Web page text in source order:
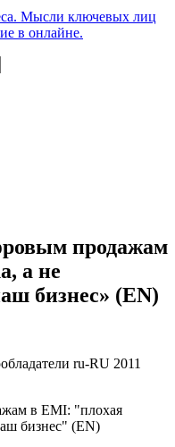
Мысли ключевых лиц
в онлайне.
продажам
а не
бизнес» (EN)
ru-RU 2011
в EMI: "плохая
бизнес" (EN)